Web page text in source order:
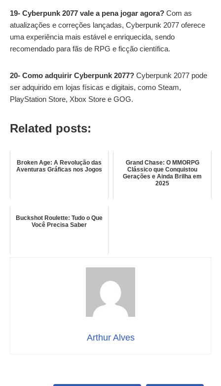
19- Cyberpunk 2077 vale a pena jogar agora? Com as
atualizações e correções lançadas, Cyberpunk 2077 oferece
uma experiência mais estável e enriquecida, sendo
recomendado para fãs de RPG e ficção científica.
20- Como adquirir Cyberpunk 2077? Cyberpunk 2077 pode
ser adquirido em lojas físicas e digitais, como Steam,
PlayStation Store, Xbox Store e GOG.
Related posts:
Broken Age: A Revolução das
Aventuras Gráficas nos Jogos
Grand Chase: O MMORPG
Clássico que Conquistou
Gerações e Ainda Brilha em
2025
Buckshot Roulette: Tudo o Que
Você Precisa Saber
Arthur Alves